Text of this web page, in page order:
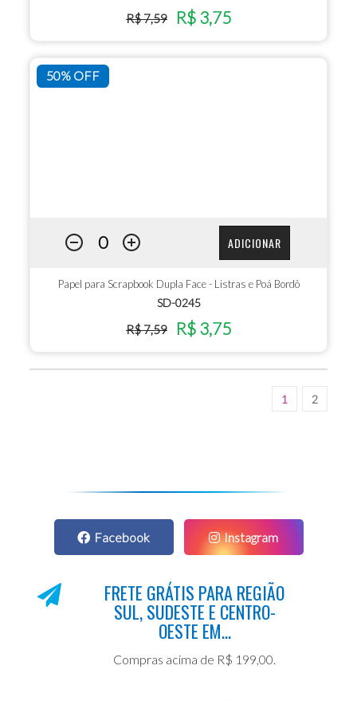
R$ 7,59 R$ 3,75
50% OFF
ADICIONAR
Papel para Scrapbook Dupla Face - Listras e Poá Bordô
SD-0245
R$ 7,59 R$ 3,75
1 2
Facebook Instagram
FRETE GRÁTIS PARA REGIÃO
SUL, SUDESTE E CENTRO-
OESTE EM...
Compras acima de R$ 199,00.